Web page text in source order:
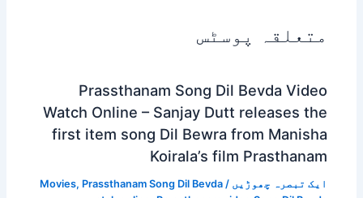
متعلقہ پوسٹس
Prassthanam Song Dil Bevda Video
Watch Online – Sanjay Dutt releases the
first item song Dil Bewra from Manisha
Koirala’s film Prasthanam
ایک تبصرہ چھوڑیں /
Movies, Prassthanam Song Dil Bevda